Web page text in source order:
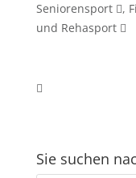
Seniorensport
,
und Rehasport
Sie suchen